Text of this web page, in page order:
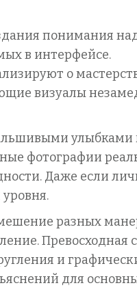
понимания
в интерфейсе.
о
визуалы
фотографии
Даже если
разных
Превосходная
и
для